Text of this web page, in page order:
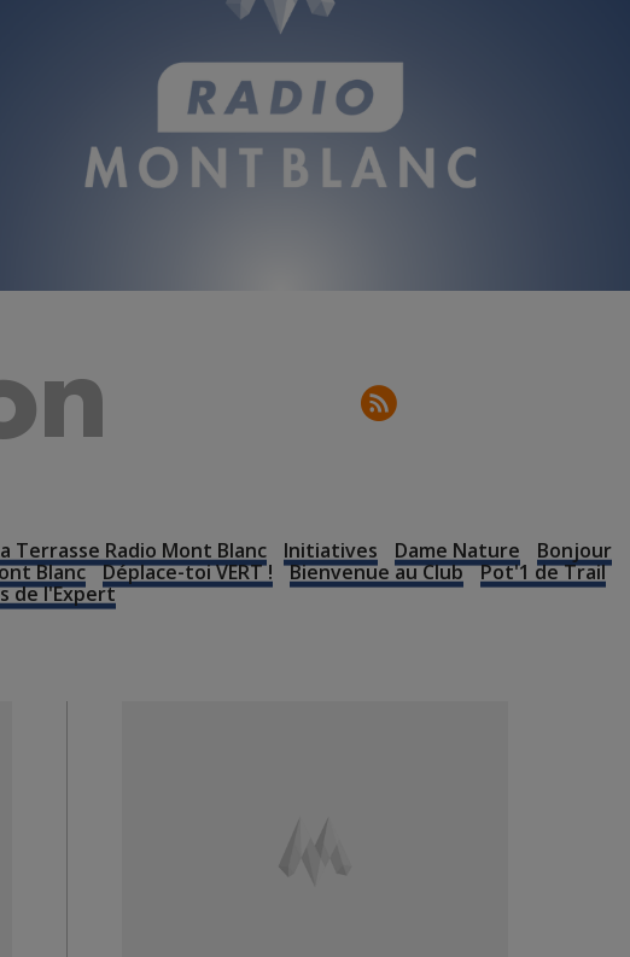
Terrasse Radio Mont Blanc Initiatives Dame Nature
Bonjour
Blanc Déplace-toi VERT ! Bienvenue au Club
Pot'1 de Trail
de l'Expert